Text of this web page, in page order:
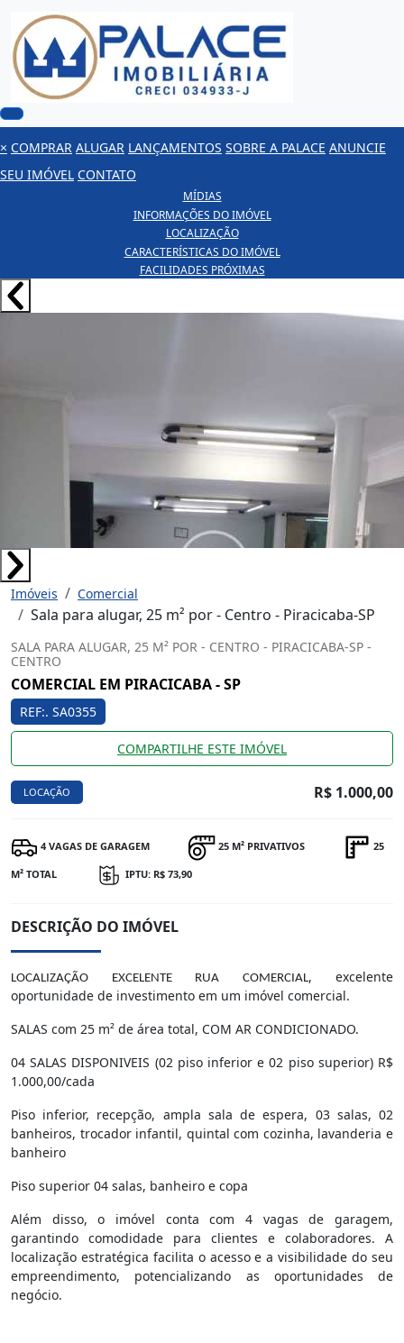
× COMPRAR ALUGAR LANÇAMENTOS SOBRE A PALACE ANUNCIE
SEU IMÓVEL CONTATO
MÍDIAS
INFORMAÇÕES DO IMÓVEL
LOCALIZAÇÃO
CARACTERÍSTICAS DO IMÓVEL
FACILIDADES PRÓXIMAS
Imóveis Comercial
Sala para alugar, 25 m² por - Centro - Piracicaba-SP
SALA PARA ALUGAR, 25 M² POR - CENTRO - PIRACICABA-SP -
CENTRO
COMERCIAL EM PIRACICABA - SP
REF:. SA0355
COMPARTILHE ESTE IMÓVEL
LOCAÇÃO R$ 1.000,00
4 VAGAS DE GARAGEM 25 M² PRIVATIVOS 25
M² TOTAL IPTU: R$ 73,90
DESCRIÇÃO DO IMÓVEL
LOCALIZAÇÃO EXCELENTE RUA COMERCIAL, excelente
oportunidade de investimento em um imóvel comercial.
SALAS com 25 m² de área total, COM AR CONDICIONADO.
04 SALAS DISPONIVEIS (02 piso inferior e 02 piso superior) R$
1.000,00/cada
Piso inferior, recepção, ampla sala de espera, 03 salas, 02
banheiros, trocador infantil, quintal com cozinha, lavanderia e
banheiro
Piso superior 04 salas, banheiro e copa
Além disso, o imóvel conta com 4 vagas de garagem,
garantindo comodidade para clientes e colaboradores. A
localização estratégica facilita o acesso e a visibilidade do seu
empreendimento, potencializando as oportunidades de
negócio.